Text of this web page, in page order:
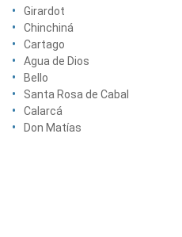
Girardot
Chinchiná
Cartago
Agua de Dios
Bello
Santa Rosa de Cabal
Calarcá
Don Matías